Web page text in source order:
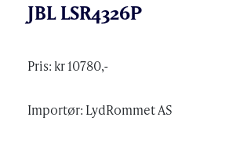
JBL LSR4326P
Pris: kr 10780,-
Importør: LydRommet AS